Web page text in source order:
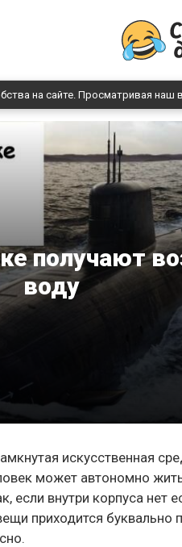
на сайте. Просматривая
получают
воду
искусственная
может автономно
внутри корпуса нет
приходится буквально